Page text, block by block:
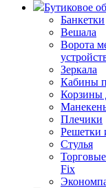
Бутиковое
Банкетки
Вешала
Ворота
Зеркала
Кабины
Корзины
Плечики
Решетки
Стулья
Fix